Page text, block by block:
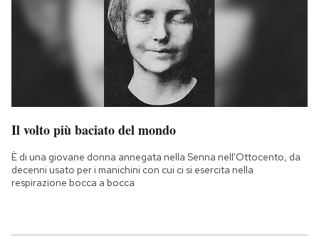
Il volto più baciato del mondo
È di una giovane donna annegata nella Senna nell'Ottocento, da
decenni usato per i manichini con cui ci si esercita nella
respirazione bocca a bocca